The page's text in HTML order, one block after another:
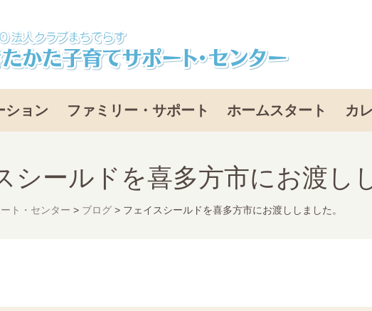
ション ファミリー・サポート ホームスタート カ
シールドを喜多方市にお渡し
ト・センター > ブログ > フェイスシールドを喜多方市にお渡ししました。